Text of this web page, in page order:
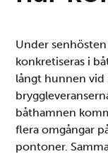
Under
konkretiseras i
långt hunnen vid
båthamnen
flera omgångar
pontoner.